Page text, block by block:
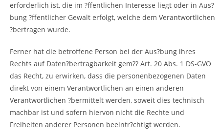
erforderlich ist, die im ?ffentlichen Interesse liegt oder in Aus?
bung ?ffentlicher Gewalt erfolgt, welche dem Verantwortlichen
?bertragen wurde.
Ferner hat die betroffene Person bei der Aus?bung ihres
Rechts auf Daten?bertragbarkeit gem?? Art. 20 Abs. 1 DS-GVO
das Recht, zu erwirken, dass die personenbezogenen Daten
direkt von einem Verantwortlichen an einen anderen
Verantwortlichen ?bermittelt werden, soweit dies technisch
machbar ist und sofern hiervon nicht die Rechte und
Freiheiten anderer Personen beeintr?chtigt werden.